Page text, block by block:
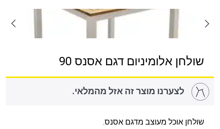
שולחן אלומיניום דגם אסנס 90
לצערנו מוצר זה אזל מהמלאי.
שולחן אוכל מעוצב מדגם אסנס.